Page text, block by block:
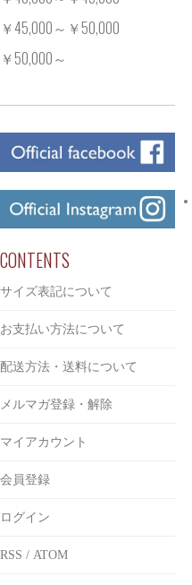
￥45,000～￥50,000
￥50,000～
CONTENTS
サイズ表記について
お支払い方法について
配送方法・送料について
メルマガ登録・解除
マイアカウント
会員登録
ログイン
RSS / ATOM